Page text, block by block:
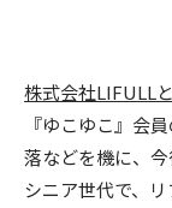
株式会社LIFULL
『ゆこゆこ』会
落などを機に、
シニア世代で、